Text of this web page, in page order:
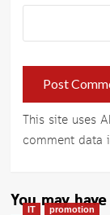
This site uses
comment data
You may
IT promotion